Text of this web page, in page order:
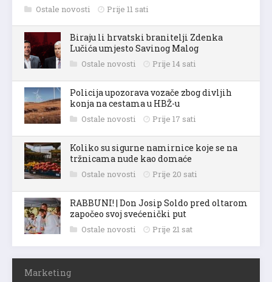
Ostale novosti Prije 11 sati
Biraju li hrvatski branitelji Zdenka
Lučića umjesto Savinog Malog
Ostale novosti Prije 14 sati
Policija upozorava vozače zbog divljih
konja na cestama u HBŽ-u
Ostale novosti Prije 17 sati
Koliko su sigurne namirnice koje se na
tržnicama nude kao domaće
Ostale novosti Prije 20 sati
RABBUNI! | Don Josip Soldo pred oltarom
započeo svoj svećenički put
Ostale novosti Prije 21 sat
Marketing